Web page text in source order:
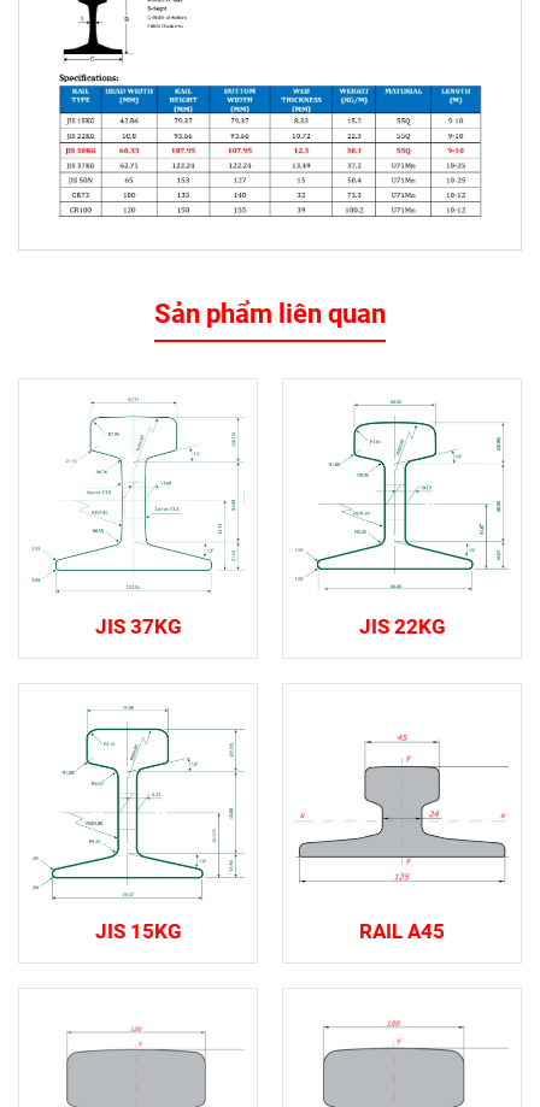
Sản phẩm liên quan
JIS 37KG JIS 22KG
JIS 15KG RAIL A45